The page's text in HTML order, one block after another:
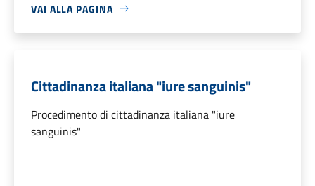
VAI ALLA PAGINA
Cittadinanza italiana "iure sanguinis"
Procedimento di cittadinanza italiana "iure
sanguinis"